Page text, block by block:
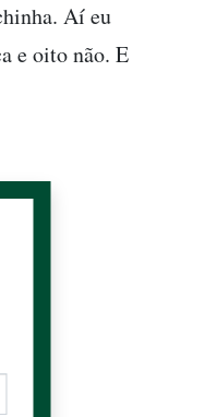
Aí eu
e oito não. E